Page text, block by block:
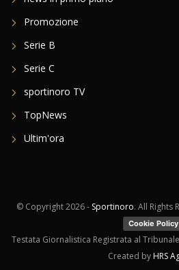
Promozione
Serie B
Serie C
sportinoro TV
TopNews
Ultim'ora
© Copyright2026 - Sportinoro. All Rights
Cookie Policy
Testata Giornalistica Registrata al
Created by HRS